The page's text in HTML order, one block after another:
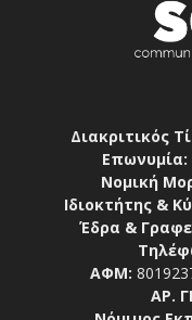
Διακριτικός
Επωνυμία:
Νομική
Ιδιοκτήτης &
Έδρα &
ΑΦΜ:
ΑΡ.